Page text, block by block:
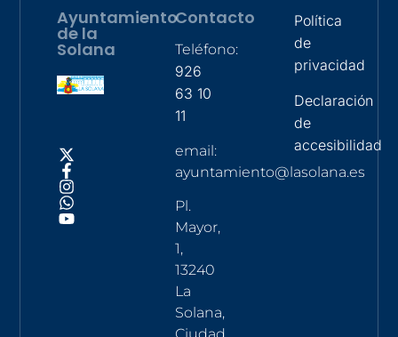
Ayuntamiento
de la
Solana
Contacto
Teléfono:
926
63 10
11
email:
ayuntamiento@lasolana.es
Pl.
Mayor,
1,
13240
La
Solana,
Política
de
privacidad
Declaración
de
accesibilidad